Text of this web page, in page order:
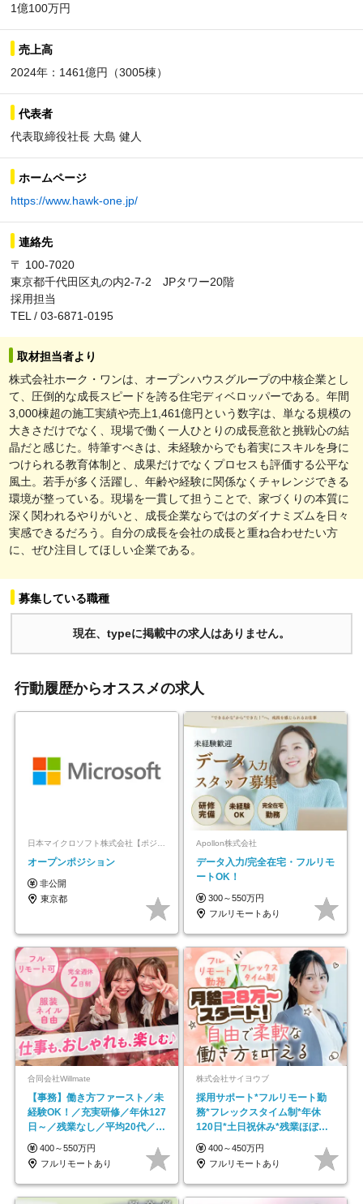
1億100万円
売上高
2024年：1461億円（3005棟）
代表者
代表取締役社長 大島 健人
ホームページ
https://www.hawk-one.jp/
連絡先
〒 100-7020
東京都千代田区丸の内2-7-2 JPタワー20階
採用担当
TEL / 03-6871-0195
取材担当者より
株式会社ホーク・ワンは、オープンハウスグループの中核企業とし
て、圧倒的な成長スピードを誇る住宅ディベロッパーである。年間
3,000棟超の施工実績や売上1,461億円という数字は、単なる規模の
大きさだけでなく、現場で働く一人ひとりの成長意欲と挑戦心の結
晶だと感じた。特筆すべきは、未経験からでも着実にスキルを身に
つけられる教育体制と、成果だけでなくプロセスも評価する公平な
風土。若手が多く活躍し、年齢や経験に関係なくチャレンジできる
環境が整っている。現場を一貫して担うことで、家づくりの本質に
深く関われるやりがいと、成長企業ならではのダイナミズムを日々
実感できるだろう。自分の成長を会社の成長と重ね合わせたい方
に、ぜひ注目してほしい企業である。
募集している職種
現在、typeに掲載中の求人はありません。
行動履歴からオススメの求人
オープンポジション
非公開
東京都
Apollon株式会社
データ入力/完全在宅・フルリモ
ートOK！
300～550万円
フルリモートあり
合同会社Willmate
【事務】働き方ファースト／未
経験OK！／充実研修／年休127
日～／残業なし／平均20代／リ
モートOK
400～550万円
フルリモートあり
株式会社サイヨウブ
採用サポート*フルリモート勤
務*フレックスタイム制*年休
120日*土日祝休み*残業ほぼな
し*育児中社員8割以上
400～450万円
フルリモートあり